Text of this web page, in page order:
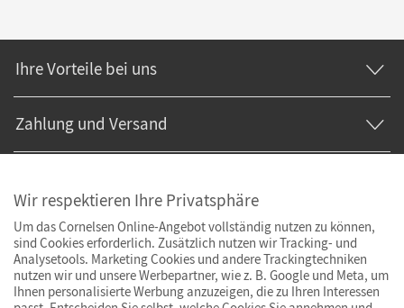
Ihre Vorteile bei uns
Zahlung und Versand
Wir respektieren Ihre Privatsphäre
Um das Cornelsen Online-Angebot vollständig nutzen zu können,
sind Cookies erforderlich. Zusätzlich nutzen wir Tracking- und
Analysetools. Marketing Cookies und andere Trackingtechniken
nutzen wir und unsere Werbepartner, wie z. B. Google und Meta, um
Ihnen personalisierte Werbung anzuzeigen, die zu Ihren Interessen